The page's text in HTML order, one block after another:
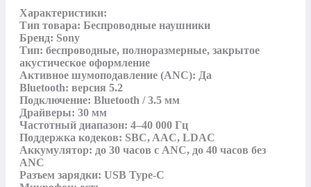
Характеристики:
Тип товара: Беспроводные наушники
Бренд: Sony
Тип: беспроводные, полноразмерные, закрытое
акустическое оформление
Активное шумоподавление (ANC): Да
Bluetooth: версия 5.2
Подключение: Bluetooth / 3.5 мм
Драйверы: 30 мм
Частотный диапазон: 4–40 000 Гц
Поддержка кодеков: SBC, AAC, LDAC
Аккумулятор: до 30 часов с ANC, до 40 часов без
ANC
Разъем зарядки: USB Type-C